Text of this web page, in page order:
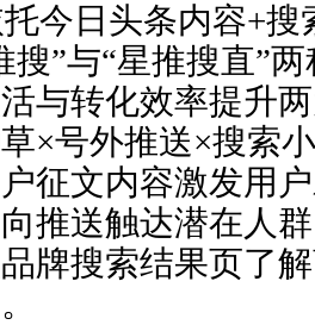
今日头条内容+
搜”与“星推搜直”
与转化效率提升
×号外推送×搜索
征文内容激发用
推送触达潜在人
牌搜索结果页了